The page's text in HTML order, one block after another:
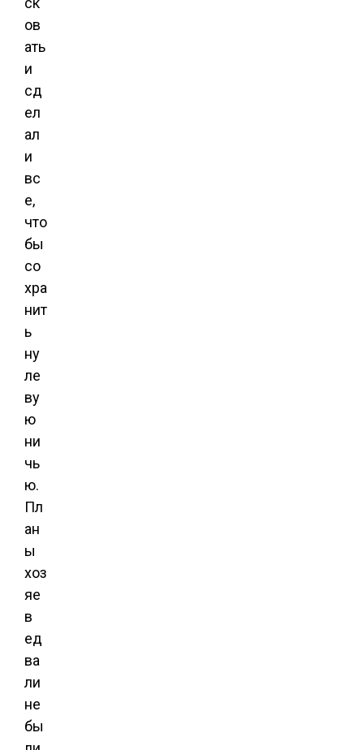
ов
ать
и
сд
ел
ал
и
вс
е,
что
бы
со
хра
нит
ь
ну
ле
ву
ю
ни
чь
ю.
Пл
ан
ы
хоз
яе
в
ед
ва
ли
не
бы